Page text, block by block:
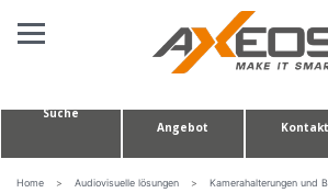
Suche
Angebot
Kontakt
Home > Audiovisuelle lösungen > Kamerahalterungen und